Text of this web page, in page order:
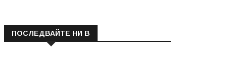
ПОСЛЕДВАЙТЕ НИ В